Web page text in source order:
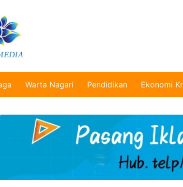
Warta Nagari Pendidikan Ekonomi